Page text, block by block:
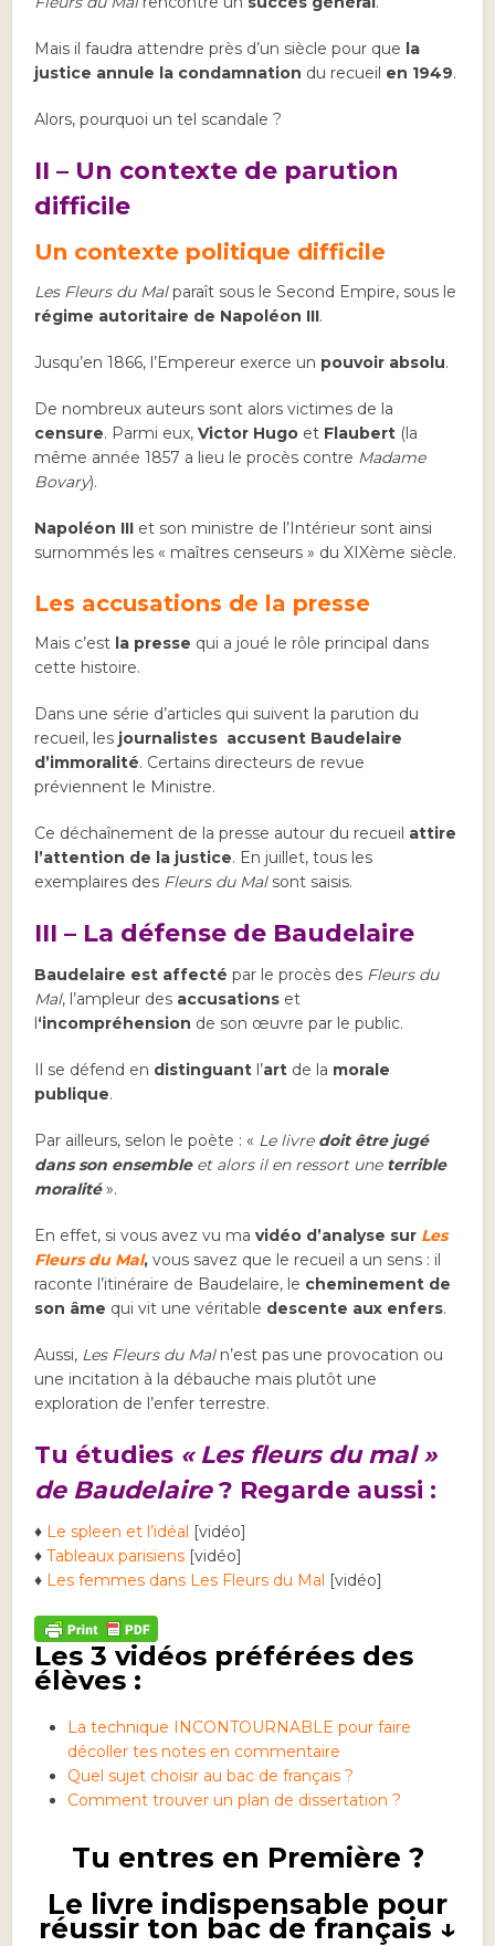
Mais il faudra attendre près d’un siècle pour que la
justice annule la condamnation du recueil en 1949.
Alors, pourquoi un tel scandale ?
II – Un contexte de parution
difficile
Un contexte politique difficile
Les Fleurs du Malparaît sous le Second Empire, sous le
régime autoritaire de Napoléon III.
Jusqu’en 1866, l’Empereur exerce un pouvoir absolu.
De nombreux auteurs sont alors victimes de la
censure. Parmi eux,Victor Hugo et Flaubert (la
même année 1857 a lieu le procès contre Madame
Bovary).
Napoléon III et son ministre de l’Intérieur sont ainsi
surnommés les « maîtres censeurs » du XIXème siècle.
Les accusations de la presse
Mais c’est la presse qui a joué le rôle principal dans
cette histoire.
Dans une série d’articles qui suivent la parution du
recueil, les journalistes accusent Baudelaire
d’immoralité. Certains directeurs de revue
préviennent le Ministre.
Ce déchaînement de la presse autour du recueil attire
l’attention de la justice. En juillet, tous les
exemplaires des Fleurs du Malsont saisis.
III – La défense de Baudelaire
Baudelaire est affecté par le procès des Fleurs du
Mal, l’ampleur des accusations et
‘incompréhension de son œuvre par le public.
Il se défend en distinguant l’art de la morale
publique.
Par ailleurs, selon le poète : « Le livre doit être jugé
dans son ensemble et alors il en ressort uneterrible
moralité».
En effet, si vous avez vu mavidéo d’analyse sur Les
Fleurs du Mal, vous savez que le recueil a un sens : il
raconte l’itinéraire de Baudelaire, le cheminement de
son âme qui vit une véritable descente aux enfers.
Aussi, Les Fleurs du Maln’est pas une provocation ou
une incitation à la débauche mais plutôt une
exploration de l’enfer terrestre.
Tu étudies « Les fleurs du mal »
de Baudelaire? Regarde aussi :
♦ Le spleen et l’idéal
[vidéo]
♦Tableaux parisiens [vidéo]
♦ Les femmes dans Les Fleurs du Mal [vidéo]
Les 3 vidéos préférées des
élèves :
La technique INCONTOURNABLE pour faire
décoller tes notes en commentaire
Quel sujet choisir au bac de français ?
Comment trouver un plan de dissertation ?
Tu entres en Première ?
Le livre indispensable pour
réussir ton bac de français ↓